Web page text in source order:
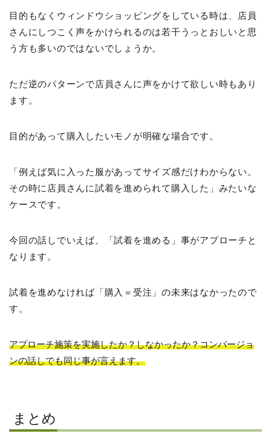
目的もなくウィンドウショッピングをしている時は、店員
さんにしつこく声をかけられるのは若干うっとおしいと思
う方も多いのではないでしょうか。
ただ逆のパターンで店員さんに声をかけて欲しい時もあり
ます。
目的があって購入したいモノが明確な場合です。
「例えば気に入った服があってサイズ感だけわからない。
その時に店員さんに試着を進められて購入した」みたいな
ケースです。
今回の話しでいえば、「試着を進める」事がアプローチと
なります。
試着を進めなければ「購入＝受注」の未来はなかったので
す。
アプローチ施策を実施したか？しなかったか？コンバージョ
ンの話しでも同じ事が言えます。
まとめ